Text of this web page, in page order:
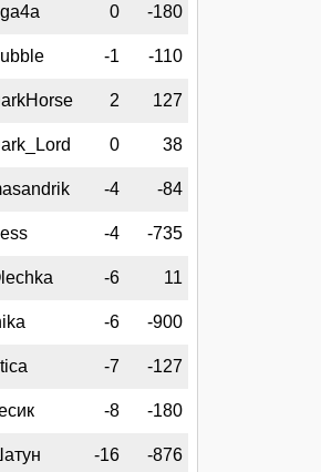
0 -180
-1 -110
2 127
0 38
-4 -84
-4 -735
-6 11
-6 -900
-7 -127
-8 -180
-16 -876